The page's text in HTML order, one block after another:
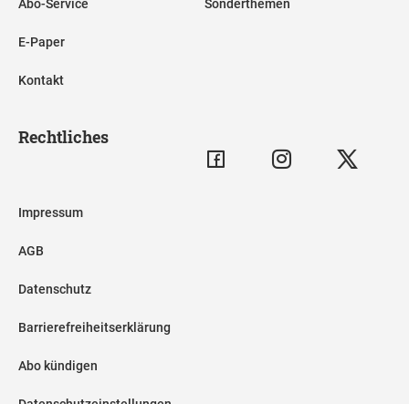
Abo-Service
E-Paper
Kontakt
Sonderthemen
Rechtliches
Impressum
AGB
Datenschutz
Barrierefreiheitserklärung
Abo kündigen